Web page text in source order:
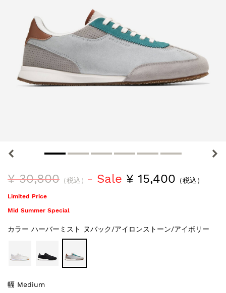
¥ 30,800 （税込） Sale ¥ 15,400 （税込）
Limited Price
Mid Summer Special
カラー ハーバーミスト ヌバック/アイロンストーン/アイボリー
幅 Medium